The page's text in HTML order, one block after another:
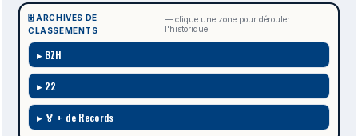
🗄️ ARCHIVES DE
CLASSEMENTS
— clique une zone pour dérouler
l'historique
BZH
22
🏅 + de Records